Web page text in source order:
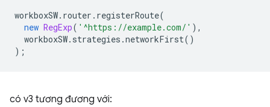
workboxSW. router . registerRoute(
new RegExp( '^https://example.com/' ),
workboxSW. strategies .networkFirst()
);
có v3 tương đương với: